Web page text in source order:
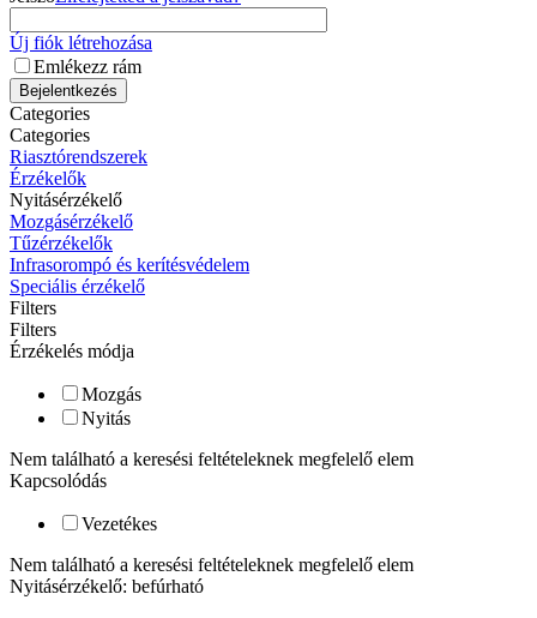
Új fiók létrehozása
Emlékezz rám
Bejelentkezés
Categories
Categories
Riasztórendszerek
Érzékelők
Nyitásérzékelő
Mozgásérzékelő
Tűzérzékelők
Infrasorompó és kerítésvédelem
Speciális érzékelő
Filters
Filters
Érzékelés módja
Mozgás
Nyitás
Nem található a keresési feltételeknek megfelelő elem
Kapcsolódás
Vezetékes
Nem található a keresési feltételeknek megfelelő elem
Nyitásérzékelő: befúrható